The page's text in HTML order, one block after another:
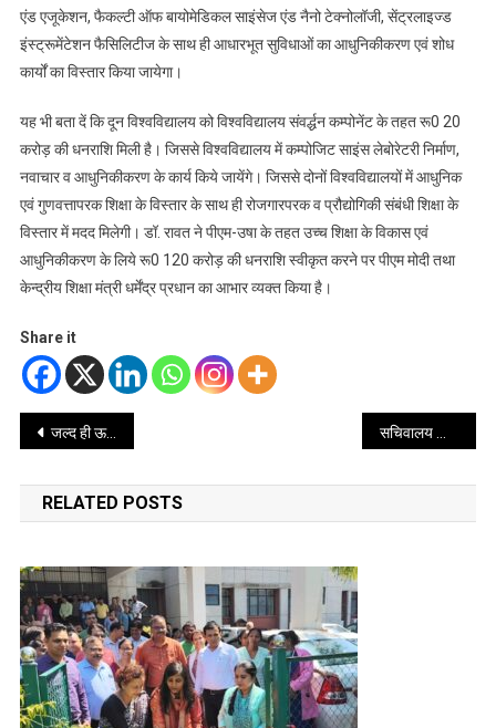
एंड एजूकेशन, फैकल्टी ऑफ बायोमेडिकल साइंसेज एंड नैनो टेक्नोलॉजी, सेंट्रलाइज्ड
इंस्ट्रूमेंटेशन फैसिलिटीज के साथ ही आधारभूत सुविधाओं का आधुनिकीकरण एवं शोध
कार्यों का विस्तार किया जायेगा।
यह भी बता दें कि दून विश्वविद्यालय को विश्वविद्यालय संवर्द्धन कम्पोनेंट के तहत रू0 20
करोड़ की धनराशि मिली है। जिससे विश्वविद्यालय में कम्पोजिट साइंस लेबोरेटरी निर्माण,
नवाचार व आधुनिकीकरण के कार्य किये जायेंगे। जिससे दोनों विश्वविद्यालयों में आधुनिक
एवं गुणवत्तापरक शिक्षा के विस्तार के साथ ही रोजगारपरक व प्रौद्योगिकी संबंधी शिक्षा के
विस्तार में मदद मिलेगी। डॉ. रावत ने पीएम-उषा के तहत उच्च शिक्षा के विकास एवं
आधुनिकीकरण के लिये रू0 120 करोड़ की धनराशि स्वीकृत करने पर पीएम मोदी तथा
केन्द्रीय शिक्षा मंत्री धर्मेंद्र प्रधान का आभार व्यक्त किया है।
Share it
Post
navigation
जल्द ही ऊर्जा प्रदेश के रूप में उभरेगा उत्तराखंड
RELATED POSTS